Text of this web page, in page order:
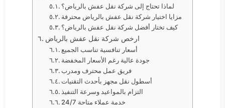
لماذا تحتاج إلى شركة نقل عفش بالرياض؟
مزايا اختيار شركة نقل عفش بالرياض محترفة
كيف تختار أفضل شركة نقل عفش بالرياض؟
ارخص شركة نقل عفش بالرياض
أسعار تنافسية تناسب الجميع
جودة عالية رغم الأسعار المخفضة
فريق عمل محترف ومدرب
أسطول نقل مجهز بأحدث التقنيات
التزام بالمواعيد وسرعة التنفيذ
خدمة عملاء متاحة 24/7